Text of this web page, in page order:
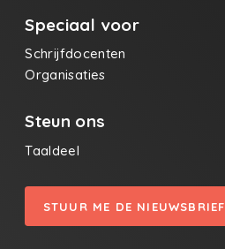
Speciaal voor
Schrijfdocenten
Organisaties
Steun ons
Taaldeel
STUUR ME DE NIEUWSBRIEF